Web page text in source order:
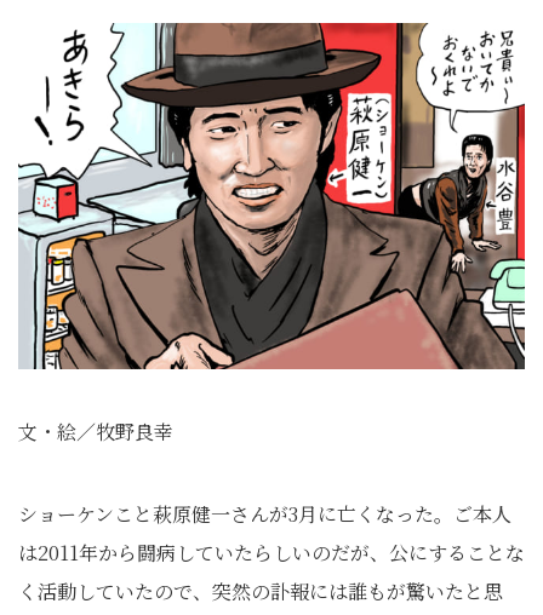
文・絵／牧野良幸
ショーケンこと萩原健一さんが3月に亡くなった。ご本人
は2011年から闘病していたらしいのだが、公にすることな
く活動していたので、突然の訃報には誰もが驚いたと思